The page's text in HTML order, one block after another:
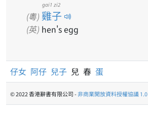
(粵) 雞子
gai1 zi2
(英) hen's egg
仔女 阿仔 兒子 兒 春 蛋
© 2022 香港辭書有限公司 -非商業開放資料授權協議 1.0